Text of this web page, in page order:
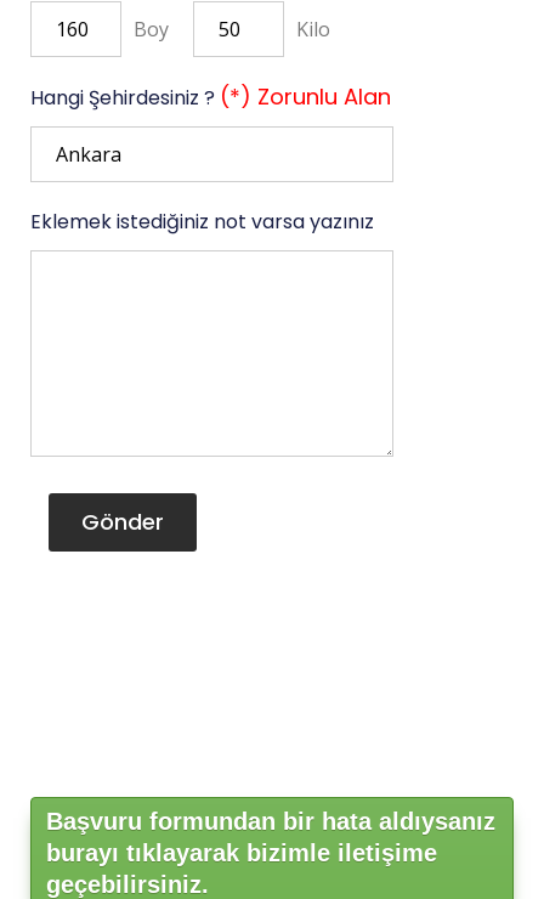
Boy Kilo
Hangi Şehirdesiniz ? (*) Zorunlu Alan
Eklemek istediğiniz not varsa yazınız
Gönder
Başvuru formundan bir hata aldıysanız
burayı tıklayarak bizimle iletişime
geçebilirsiniz.